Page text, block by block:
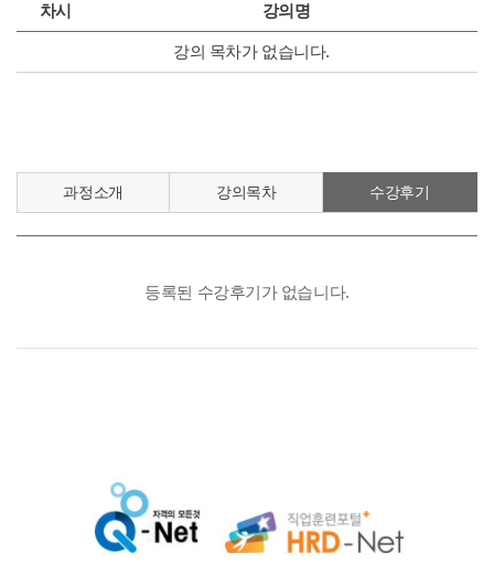
차시 강의명
강의 목차가 없습니다.
과정소개 강의목차 수강후기